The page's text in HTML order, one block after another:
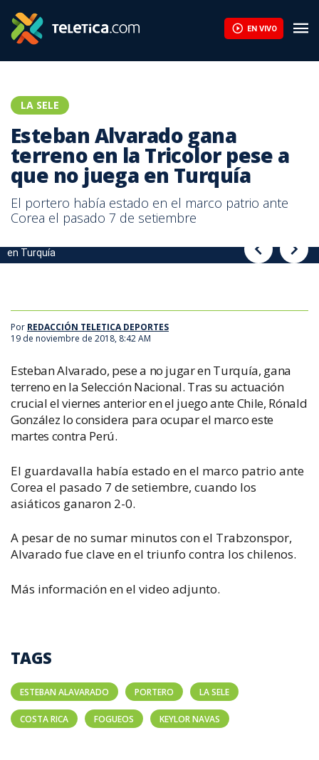
EN VIVO
LA SELE
Esteban Alvarado gana
terreno en la Tricolor pese a
que no juega en Turquía
El portero había estado en el marco patrio ante
Corea el pasado 7 de setiembre
en Turquía
en Turquía
Por REDACCIÓN TELETICA DEPORTES
19 de noviembre de 2018, 8:42 AM
Esteban Alvarado, pese a no jugar en Turquía, gana
terreno en la Selección Nacional. Tras su actuación
crucial el viernes anterior en el juego ante Chile, Rónald
González lo considera para ocupar el marco este
martes contra Perú.
El guardavalla había estado en el marco patrio ante
Corea el pasado 7 de setiembre, cuando los
asiáticos ganaron 2-0.
A pesar de no sumar minutos con el Trabzonspor,
Alvarado fue clave en el triunfo contra los chilenos.
Más información en el video adjunto.
TAGS
ESTEBAN ALAVARADO PORTERO LA SELE
COSTA RICA FOGUEOS KEYLOR NAVAS